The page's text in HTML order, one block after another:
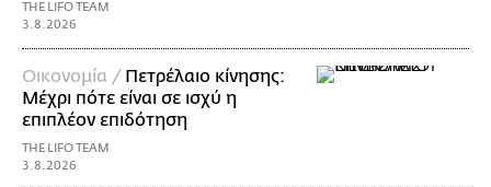
THE LIFO TEAM
3.8.2026
Οικονομία / Πετρέλαιο κίνησης:
Μέχρι πότε είναι σε ισχύ η
επιπλέον επιδότηση
THE LIFO TEAM
3.8.2026